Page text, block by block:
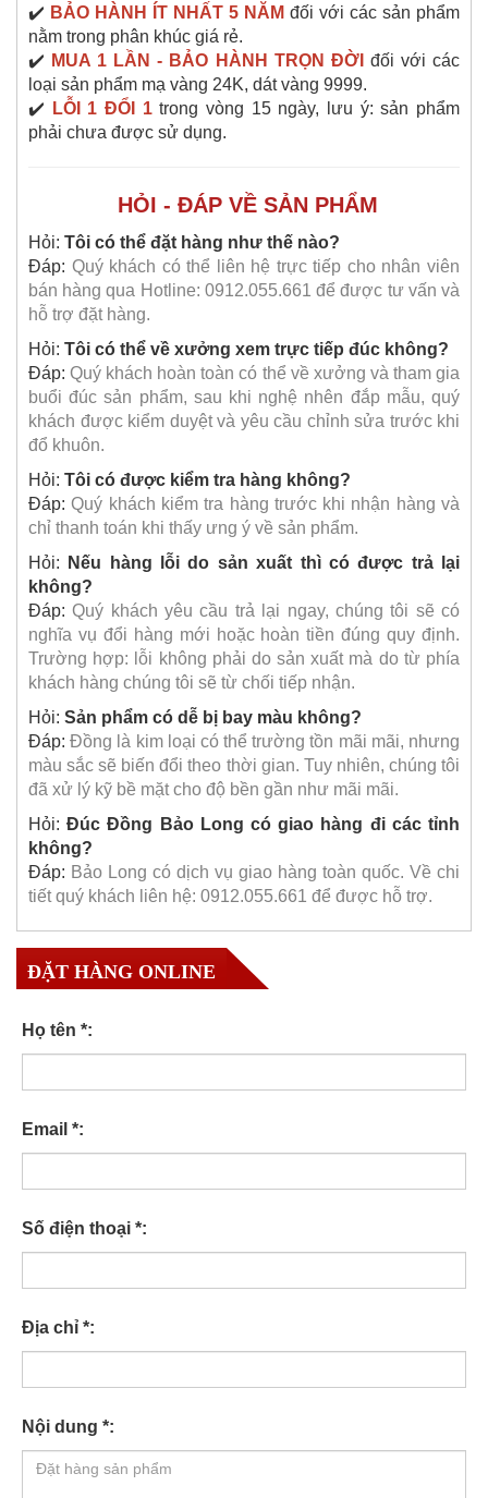
✔️ BẢO HÀNH ÍT NHẤT 5 NĂM đối với các sản phẩm
nằm trong phân khúc giá rẻ.
✔️ MUA 1 LẦN - BẢO HÀNH TRỌN ĐỜI đối với các
loại sản phẩm mạ vàng 24K, dát vàng 9999.
✔️
LỖI 1 ĐỔI 1trong vòng 15 ngày, lưu ý: sản phẩm
phải chưa được sử dụng.
HỎI - ĐÁP VỀ SẢN PHẨM
Hỏi: Tôi có thể đặt hàng như thế nào?
Đáp: Quý khách có thể liên hệ trực tiếp cho nhân viên
bán hàng qua Hotline: 0912.055.661 để được tư vấn và
hỗ trợ đặt hàng.
Hỏi: Tôi có thể về xưởng xem trực tiếp đúc không?
Đáp:Quý khách hoàn toàn có thể về xưởng và tham gia
buổi đúc sản phẩm, sau khi nghệ nhên đắp mẫu, quý
khách được kiểm duyệt và yêu cầu chỉnh sửa trước khi
đổ khuôn.
Hỏi: Tôi có được kiểm tra hàng không?
Đáp:Quý khách kiểm tra hàng trước khi nhận hàng và
chỉ thanh toán khi thấy ưng ý về sản phẩm.
Hỏi: Nếu hàng lỗi do sản xuất thì có được trả lại
không?
Đáp:Quý khách yêu cầu trả lại ngay, chúng tôi sẽ có
nghĩa vụ đổi hàng mới hoặc hoàn tiền đúng quy định.
Trường hợp: lỗi không phải do sản xuất mà do từ phía
khách hàng chúng tôi sẽ từ chối tiếp nhận.
Hỏi: Sản phẩm có dễ bị bay màu không?
Đáp: Đồng là kim loại có thể trường tồn mãi mãi, nhưng
màu sắc sẽ biến đổi theo thời gian. Tuy nhiên, chúng tôi
đã xử lý kỹ bề mặt cho độ bền gần như mãi mãi.
Hỏi: Đúc Đồng Bảo Long có giao hàng đi các tỉnh
không?
Đáp: Bảo Long có dịch vụ giao hàng toàn quốc. Về chi
tiết quý khách liên hệ: 0912.055.661 để được hỗ trợ.
ĐẶT HÀNG ONLINE
Họ tên *:
Email *:
Số điện thoại *:
Địa chỉ *:
Nội dung *: